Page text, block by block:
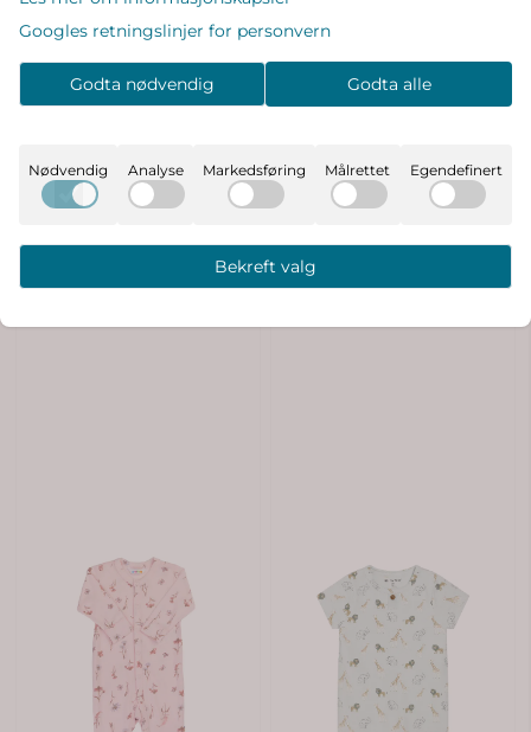
MarMar Ruka Heldress til
baby - Happy Hearts
Kjøp
MarMar Moomin Ruka
Heldress til baby - ...
Kjøp
Googles retningslinjer for personvern
Godta nødvendig Godta alle
Nødvendig Analyse Markedsføring Målrettet Egendefinert
Bekreft valg